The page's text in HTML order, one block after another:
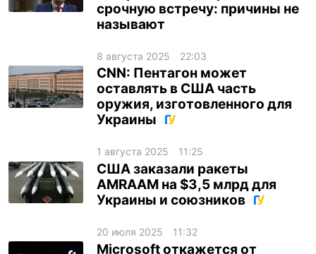
срочную встречу: причины не
называют
8 августа 2025 22:03
CNN: Пентагон может
оставлять в США часть
оружия, изготовленного для
Украины
1 августа 2025 11:25
США заказали ракеты
AMRAAM на $3,5 млрд для
Украины и союзников
20 июля 2025 11:32
Microsoft откажется от